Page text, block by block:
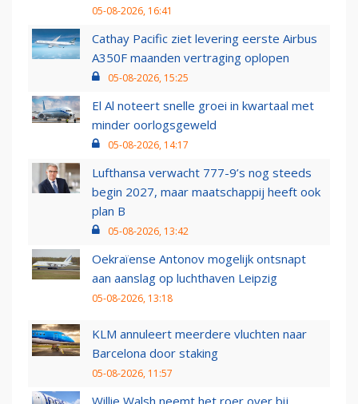
05-08-2026, 16:41
Cathay Pacific ziet levering eerste Airbus
A350F maanden vertraging oplopen
05-08-2026, 15:25
El Al noteert snelle groei in kwartaal met
minder oorlogsgeweld
05-08-2026, 14:17
Lufthansa verwacht 777-9’s nog steeds
begin 2027, maar maatschappij heeft ook
plan B
05-08-2026, 13:42
Oekraïense Antonov mogelijk ontsnapt
aan aanslag op luchthaven Leipzig
05-08-2026, 13:18
KLM annuleert meerdere vluchten naar
Barcelona door staking
05-08-2026, 11:57